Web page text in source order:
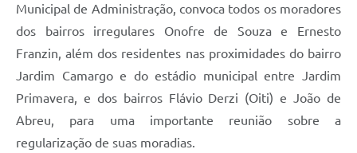
Municipal de Administração, convoca todos os moradores
dos bairros irregulares Onofre de Souza e Ernesto
Franzin, além dos residentes nas proximidades do bairro
Jardim Camargo e do estádio municipal entre Jardim
Primavera, e dos bairros Flávio Derzi (Oiti) e João de
Abreu, para uma importante reunião sobre a
regularização de suas moradias.